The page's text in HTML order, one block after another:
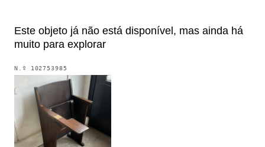
Este objeto já não está disponível, mas ainda há
muito para explorar
N.º 102753985